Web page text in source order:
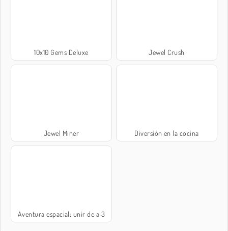
10x10 Gems Deluxe Jewel Crush
Jewel Miner Diversión en la cocina
Aventura espacial: unir de a 3